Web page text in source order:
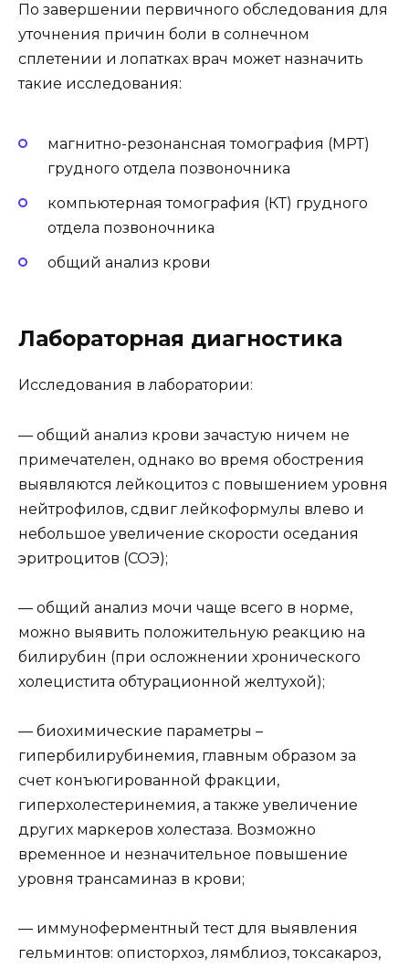
По завершении первичного обследования для
уточнения причин боли в солнечном
сплетении и лопатках врач может назначить
такие исследования:
магнитно-резонансная томография (МРТ)
грудного отдела позвоночника
компьютерная томография (КТ) грудного
отдела позвоночника
общий анализ крови
Лабораторная диагностика
Исследования в лаборатории:
— общий анализ крови зачастую ничем не
примечателен, однако во время обострения
выявляются лейкоцитоз с повышением уровня
нейтрофилов, сдвиг лейкоформулы влево и
небольшое увеличение скорости оседания
эритроцитов (СОЭ);
— общий анализ мочи чаще всего в норме,
можно выявить положительную реакцию на
билирубин (при осложнении хронического
холецистита обтурационной желтухой);
— биохимические параметры –
гипербилирубинемия, главным образом за
счет конъюгированной фракции,
гиперхолестеринемия, а также увеличение
других маркеров холестаза. Возможно
временное и незначительное повышение
уровня трансаминаз в крови;
— иммуноферментный тест для выявления
гельминтов: описторхоз, лямблиоз, токсакароз,